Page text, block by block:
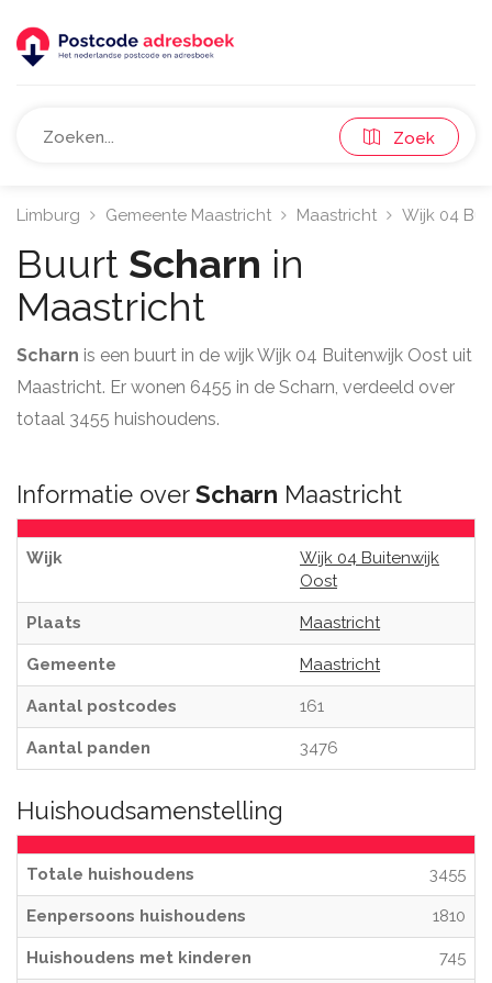
Zoek
Limburg Gemeente Maastricht Maastricht Wijk 04
Buurt Scharn in
Maastricht
Scharn is een buurt in de wijk Wijk 04 Buitenwijk Oost uit
Maastricht. Er wonen 6455 in de Scharn, verdeeld over
totaal 3455 huishoudens.
Informatie overScharn Maastricht
Wijk
Wijk 04 Buitenwijk
Oost
Plaats Maastricht
Gemeente Maastricht
Aantal postcodes 161
Aantal panden 3476
Huishoudsamenstelling
Totale huishoudens 3455
Eenpersoons huishoudens 1810
Huishoudens met kinderen 745